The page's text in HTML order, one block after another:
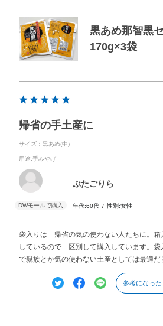
黒あめ那智黒
170g×3袋
帰省の手土産に
サイズ：黒あめ(中)
用途:手みやげ
ぶたごりら
年代:60代 性別:女性
袋入りは 帰省の気の使わない人たちに。箱
しているので 区別して購入しています。
で親族とか気の使わない土産としては最適だ
参考になった